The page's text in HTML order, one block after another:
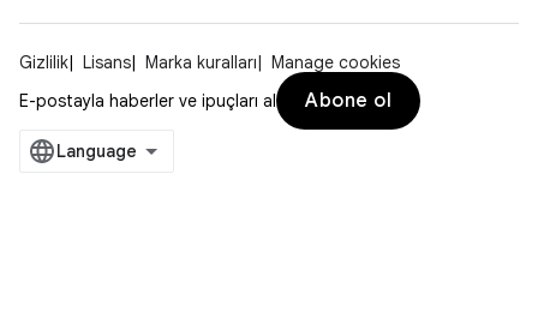
Gizlilik Lisans Marka kuralları
Manage cookies
E-postayla haberler ve ipuçları al
Abone ol